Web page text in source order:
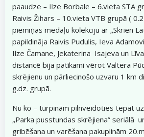
paaudze – Ilze Borbale – 6.vieta STA
Raivis Žihars – 10.vieta VTB grupā (
piemiņas medaļu kolekciju ar „Skrien
papildināja Raivis Pudulis, Ieva
Ilze Čamane, Jekaterina Isajeva un
distancē bija patīkami vērot Valtera
skrējienu un pārliecinošo uzvaru 1 km
g.dz. grupā.
Nu ko – turpinām pilnveidoties tepat
„Parka pusstundas skrējiena” seriālā
gribēšana un varēšana pakuplinām